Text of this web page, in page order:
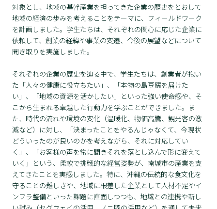
対象とし、地域の基幹産業を担ってきた企業の歴史をとおして
地域の経済の歩みを考えることをテーマに、フィールドワーク
を計画しました。学生たちは、それぞれの関心に応じた企業に
依頼して、創業の経緯や事業の変遷、今後の展望などについて
聞き取りを実施しました。
それぞれの企業の歴史を辿る中で、学生たちは、創業者が抱い
た「人々の健康に役立ちたい」、「本物の島豆腐を届けた
い」、「地域の資源を活かしたい」といった強い使命感や、そ
こから生まれる卓越した行動力を学ぶことができました。ま
た、時代の流れや環境の変化（温暖化、物価高騰、観光客の激
減など）に対し、「決まったことをやるんじゃなくて、今現状
どういったのが良いのかを考えながら、それに対応してい
く」、「お客様の声を常に聞きそれを落とし込んで形に変えて
いく」という、柔軟で挑戦的な経営姿勢が、南城市の産業を支
えてきたことを実感しました。特に、沖縄の伝統的な食文化を
守ることの難しさや、地域に根差した企業として人材不足やイ
ンフラ整備といった課題に直面しつつも、地域との連携や新し